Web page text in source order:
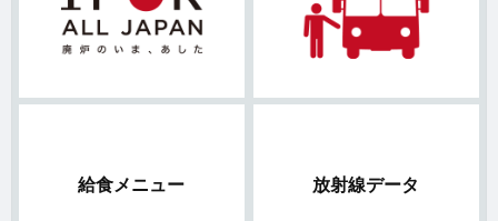
給食メニュー 放射線データ